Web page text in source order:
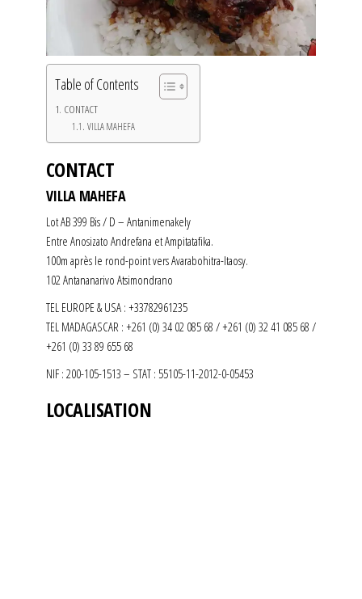
Table of Contents
CONTACT
VILLA MAHEFA
CONTACT
VILLA MAHEFA
Lot AB 399 Bis / D – Antanimenakely
Entre Anosizato Andrefana et Ampitatafika.
100m après le rond-point vers Avarabohitra-Itaosy.
102 Antananarivo Atsimondrano
TEL EUROPE & USA : +33782961235
TEL MADAGASCAR : +261 (0) 34 02 085 68 / +261 (0) 32 41 085 68 /
+261 (0) 33 89 655 68
NIF : 200-105-1513 – STAT : 55105-11-2012-0-05453
LOCALISATION